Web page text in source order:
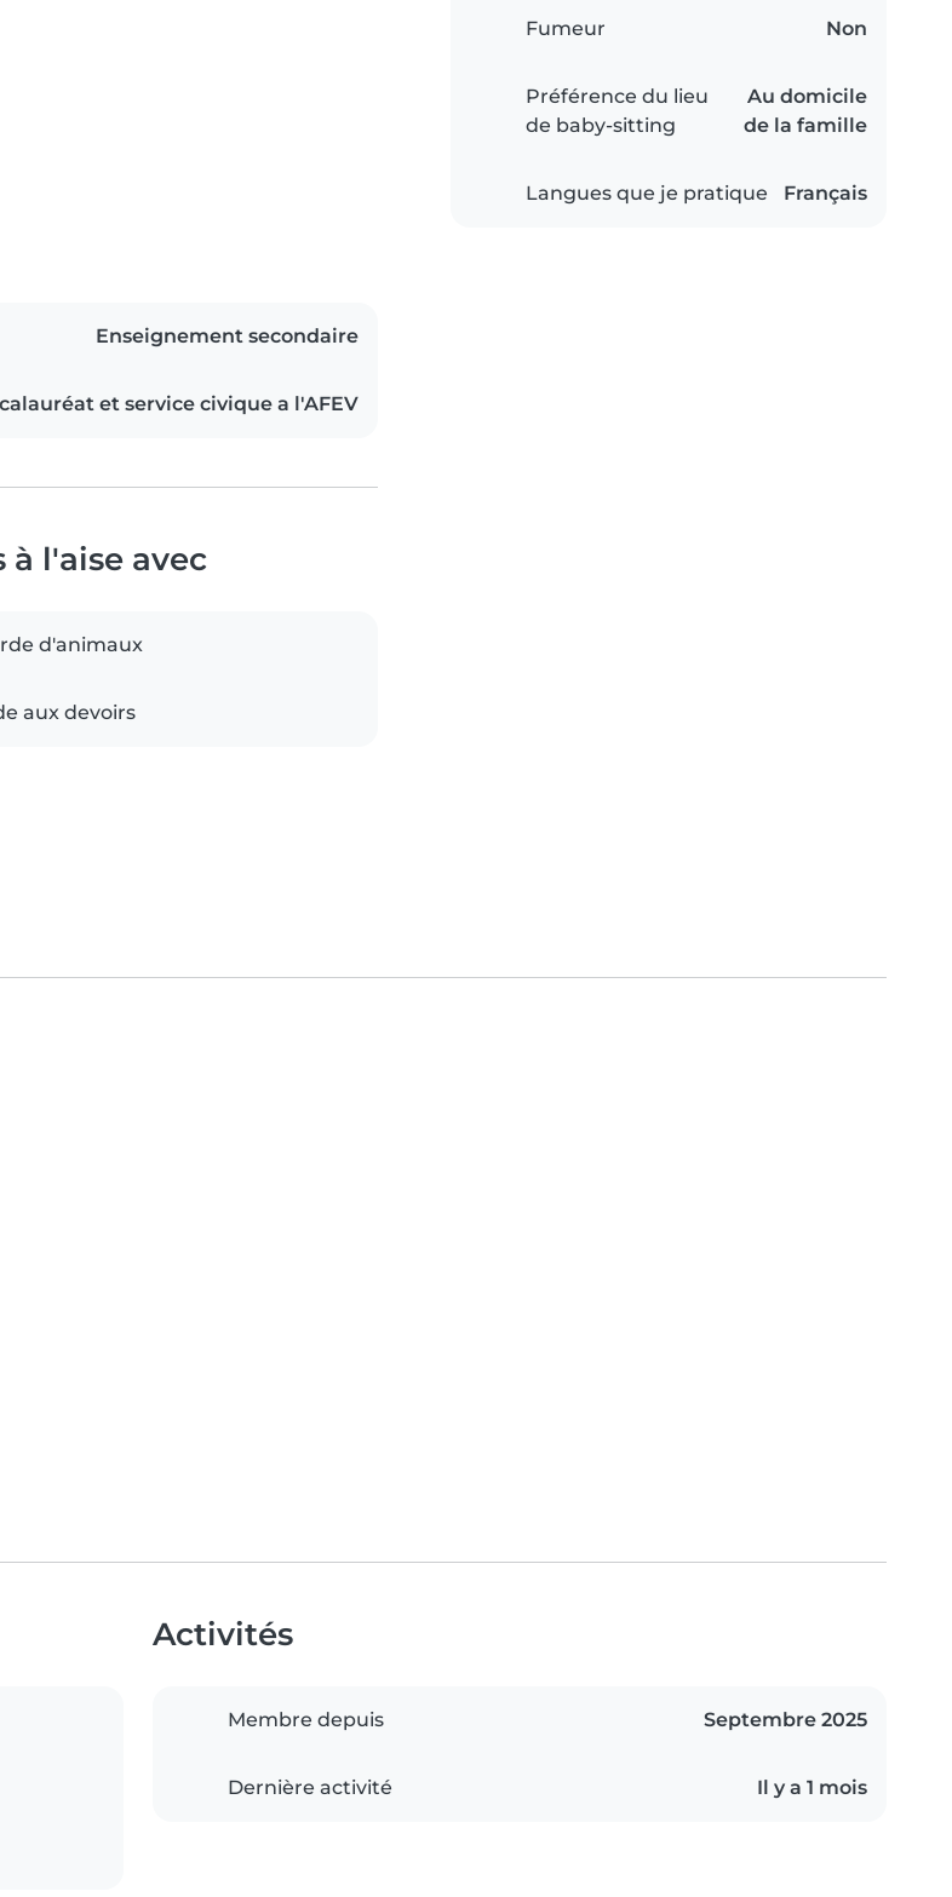
Fumeur Non
Préférence du lieu
de baby-sitting
Au domicile
de la famille
Langues que je pratique Français
Enseignement secondaire
et service civique a l'AFEV
à l'aise avec
d'animaux
aux devoirs
Activités
Membre depuis Septembre 2025
Dernière activité Il y a 1 mois